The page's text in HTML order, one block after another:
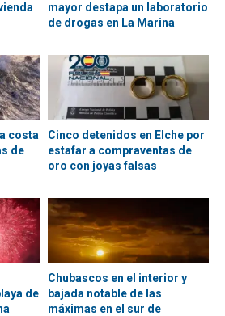
mayor destapa un laboratorio
de drogas en La Marina
costa
de
Cinco detenidos en Elche por
estafar a compraventas de
oro con joyas falsas
de
Chubascos en el interior y
bajada notable de las
máximas en el sur de